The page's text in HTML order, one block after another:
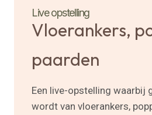
Live opstelling
Vloerankers,
paarden
Een live-opstelling waarbij
wordt van vloerankers,